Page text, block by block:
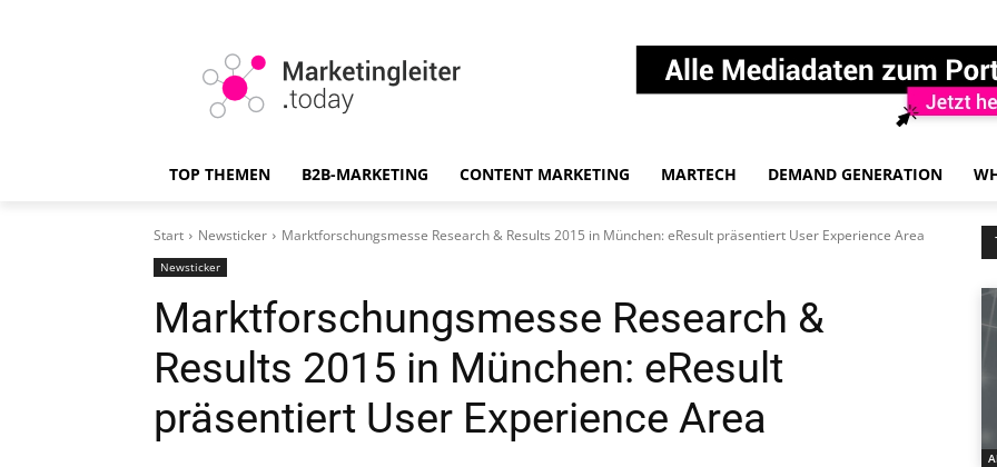
TOP THEMEN B2B-MARKETING CONTENT MARKETING MARTECH DEMAND GENERATION
Start Newsticker Marktforschungsmesse Research & Results 2015 in München: eResult präsentiert User Experience Area
Newsticker
Marktforschungsmesse Research &
Results 2015 in München: eResult
präsentiert User Experience Area